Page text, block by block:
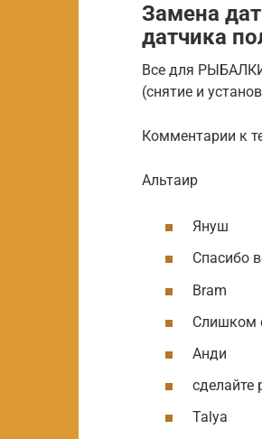
Замена
датчика
Все для
(снятие и
Комментарии к
Альтаир
Януш
Спасибо
Bram
Слишком
Анди
сделайте
Talya